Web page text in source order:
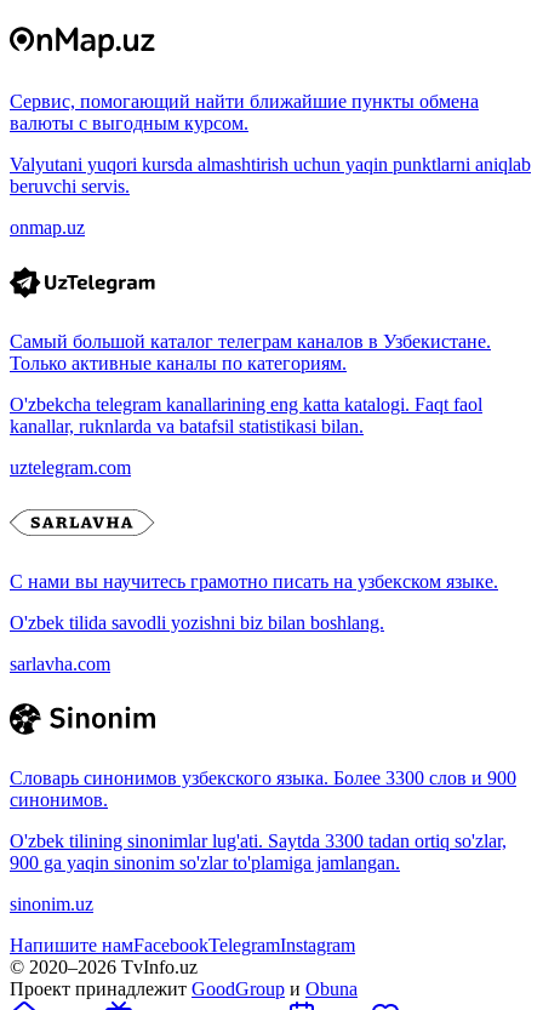
Сервис, помогающий найти ближайшие пункты обмена
валюты с выгодным курсом.
Valyutani yuqori kursda almashtirish uchun yaqin punktlarni aniqlab
beruvchi servis.
onmap.uz
Самый большой каталог телеграм каналов в Узбекистане.
Только активные каналы по категориям.
O'zbekcha telegram kanallarining eng katta katalogi. Faqt faol
kanallar, ruknlarda va batafsil statistikasi bilan.
uztelegram.com
С нами вы научитесь грамотно писать на узбекском языке.
O'zbek tilida savodli yozishni biz bilan boshlang.
sarlavha.com
Словарь синонимов узбекского языка. Более 3300 слов и 900
синонимов.
O'zbek tilining sinonimlar lug'ati. Saytda 3300 tadan ortiq so'zlar,
900 ga yaqin sinonim so'zlar to'plamiga jamlangan.
sinonim.uz
Напишите намFacebookTelegramInstagram
© 2020–2026 TvInfo.uz
Проект принадлежит GoodGroup и Obuna